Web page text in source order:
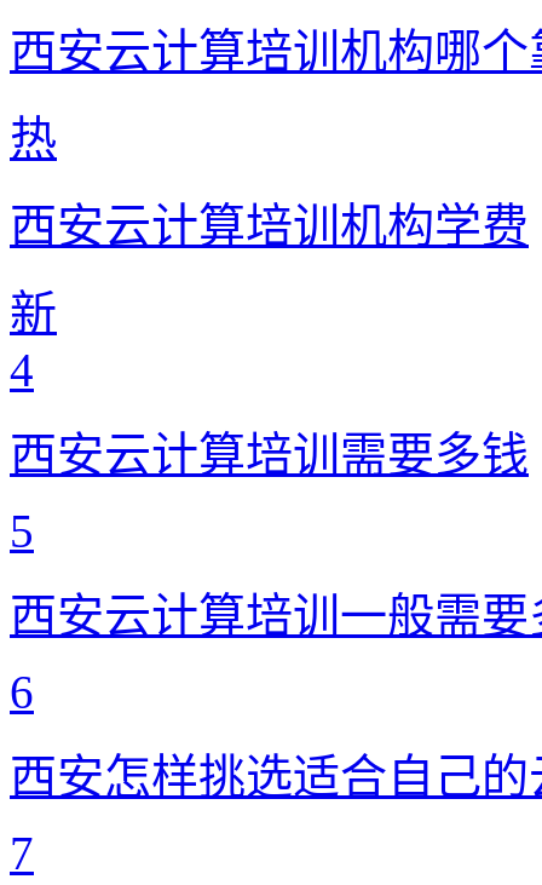
西安云计算培训机构哪个
热
西安云计算培训机构学费
新
4
西安云计算培训需要多钱
5
西安云计算培训一般需要
6
西安怎样挑选适合自己
7